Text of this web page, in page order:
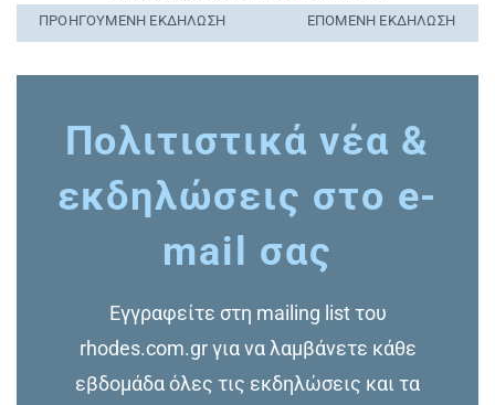
ΠΡΟΗΓΟΎΜΕΝΗ ΕΚΔΉΛΩΣΗ ΕΠΌΜΕΝΗ ΕΚΔΉΛΩΣΗ
Πολιτιστικά νέα &
εκδηλώσεις στο e-
mail σας
Εγγραφείτε στη mailing list του
rhodes.com.gr για να λαμβάνετε κάθε
εβδομάδα όλες τις εκδηλώσεις και τα